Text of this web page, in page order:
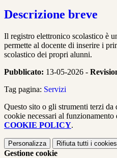
Descrizione breve
Il registro elettronico scolastico è
permette al docente di inserire i
scolastico dei propri alunni.
Pubblicato: 13-05-2026 -
Tag pagina: Servizi
Questo sito o gli strumenti terzi
cookie necessari al
COOKIE POLICY.
Personalizza Rifiuta tutti i cookies
Gestione cookie